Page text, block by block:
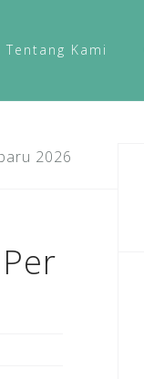
Tentang Kami
2026